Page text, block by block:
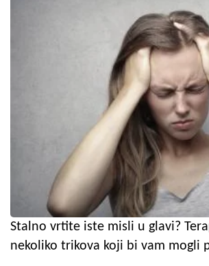
Stalno vrtite iste misli u glavi?
nekoliko trikova koji bi vam mogli